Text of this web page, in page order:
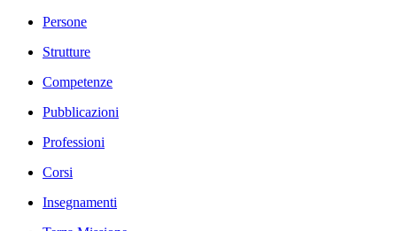
Persone
Strutture
Competenze
Pubblicazioni
Professioni
Corsi
Insegnamenti